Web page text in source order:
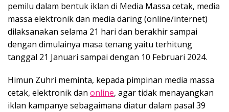
pemilu dalam bentuk iklan di Media Massa cetak, media
massa elektronik dan media daring (online/internet)
dilaksanakan selama 21 hari dan berakhir sampai
dengan dimulainya masa tenang yaitu terhitung
tanggal 21 Januari sampai dengan 10 Februari 2024.
Himun Zuhri meminta, kepada pimpinan media massa
cetak, elektronik dan online, agar tidak menayangkan
iklan kampanye sebagaimana diatur dalam pasal 39